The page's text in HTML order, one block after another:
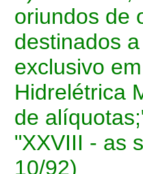
oriundos de
destinados
exclusivo
Hidrelétrica
de
"XXVIII - as
10/92)